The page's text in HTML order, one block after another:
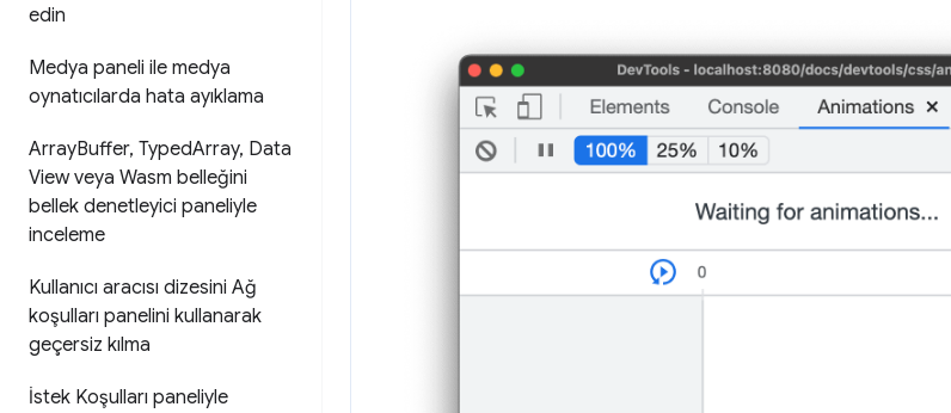
edin
Medya paneli ile medya
oynatıcılarda hata ayıklama
ArrayBuffer, TypedArray, Data
View veya Wasm belleğini
bellek denetleyici paneliyle
inceleme
Kullanıcı aracısı dizesini Ağ
koşulları panelini kullanarak
geçersiz kılma
İstek Koşulları paneliyle